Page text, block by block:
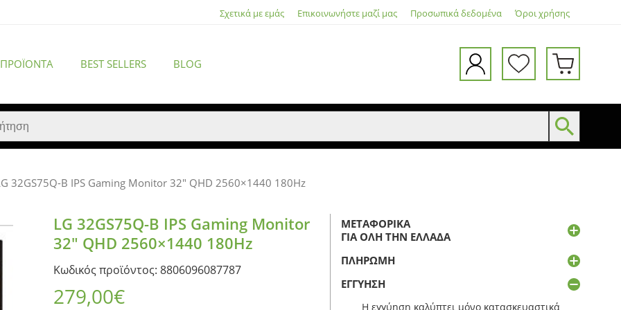
Σχετικά με εμάς Επικοινωνήστε μαζί μας Προσωπικά δεδομένα Όροι χρήσης
BEST SELLERS BLOG
ACCESSORIES
32GS75Q-B IPS Gaming Monitor 32″ QHD 2560×1440 180Hz
LG 32GS75Q-B IPS Gaming Monitor
32″ QHD 2560×1440 180Hz
Κωδικός προϊόντος: 8806096087787
279,00€
ΜΕΤΑΦΟΡΙΚΆ
ΓΙΑ ΌΛΗ ΤΗΝ ΕΛΛΆΔΑ
ΠΛΗΡΩΜΉ
ΕΓΓΎΗΣΗ
Η εγγύηση καλύπτει μόνο κατασκευαστικά